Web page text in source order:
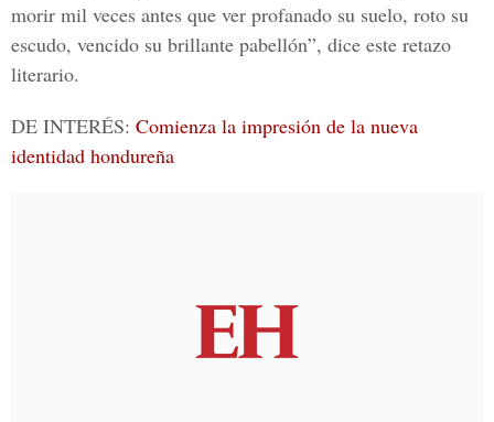
morir mil veces antes que ver profanado su suelo, roto su
escudo, vencido su brillante pabellón”, dice este retazo
literario.
DE INTERÉS: Comienza la impresión de la nueva
identidad hondureña